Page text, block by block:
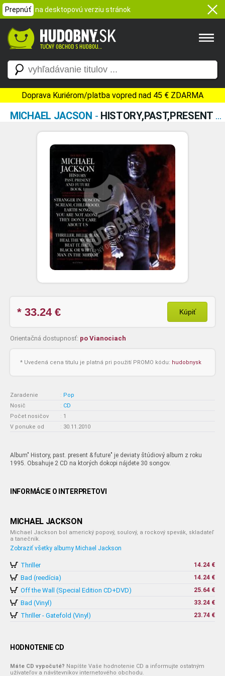
Prepnúť na desktopovú verziu stránok
Doprava Kuriérom/platba vopred nad 45 € ZDARMA
MICHAEL JACSON - HISTORY,PAST,PRESENT & FUTURE
* 33.24€ Kúpiť
Orientačná dostupnosť: po Vianociach
* Uvedená cena titulu je platná pri použití PROMO kódu: hudobnysk
Zaradenie : Pop
Nosič
: CD
Počet nosičov
: 1
V ponuke od
: 30.11.2010
Album" History, past. present & future" je deviaty štúdiový album z roku
1995. Obsahuje 2 CD na ktorých dokopi nájdete 30 songov.
INFORMÁCIE O INTERPRETOVI
MICHAEL JACKSON
Michael Jackson bol americký popový, soulový, a rockový spevák, skladateľ
a tanečník.
Zobraziť všetky albumy Michael Jackson
Thriller 14.24 €
Bad (reedícia) 14.24 €
Off the Wall (Special Edition CD+DVD) 25.64 €
Bad (Vinyl) 33.24 €
Thriller - Gatefold (Vinyl) 23.74 €
HODNOTENIE CD
Máte CD vypočuté? Napíšte Vaše hodnotenie CD a informujte ostatným
užívateľov a návštevníkov internetového obchodu.